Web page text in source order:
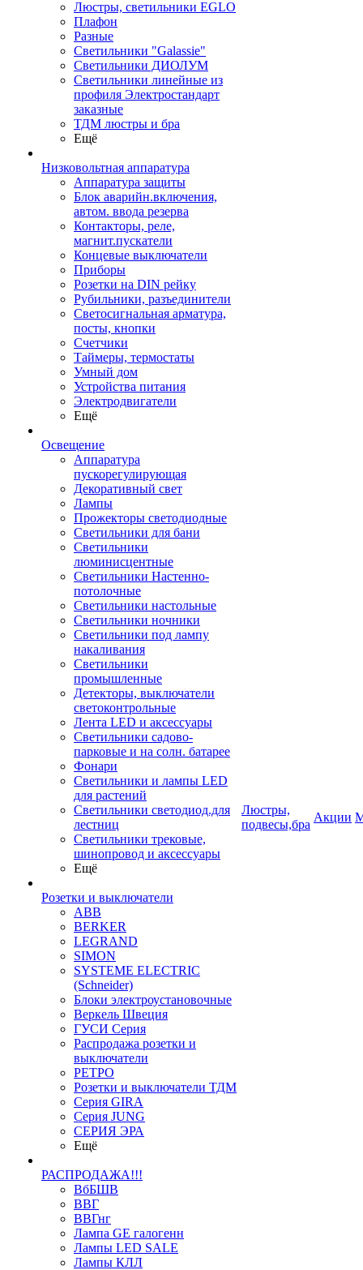
Люстры, светильники EGLO
Плафон
Разные
Светильники "Galassie"
Светильники ДИОЛУМ
Светильники линейные из
профиля Электростандарт
заказные
ТДМ люстры и бра
Ещё
Низковольтная аппаратура
Аппаратура защиты
Блок аварийн.включения,
автом. ввода резерва
Контакторы, реле,
магнит.пускатели
Концевые выключатели
Приборы
Розетки на DIN рейку
Рубильники, разъединители
Светосигнальная арматура,
посты, кнопки
Счетчики
Таймеры, термостаты
Умный дом
Устройства питания
Электродвигатели
Ещё
Освещение
Аппаратура
пускорегулирующая
Декоративный свет
Лампы
Прожекторы светодиодные
Светильники для бани
Светильники
люминисцентные
Светильники Настенно-
потолочные
Светильники настольные
Светильники ночники
Светильники под лампу
накаливания
Светильники
промышленные
Детекторы, выключатели
светоконтрольные
Лента LED и аксессуары
Светильники садово-
парковые и на солн. батарее
Фонари
Светильники и лампы LED
для растений
Светильники светодиод.для
лестниц
Светильники трековые,
шинопровод и аксессуары
Ещё
Розетки и выключатели
ABB
BERKER
LEGRAND
SIMON
SYSTEME ELECTRIC
(Schneider)
Блоки электроустановочные
Веркель Швеция
ГУСИ Серия
Распродажа розетки и
выключатели
РЕТРО
Розетки и выключатели ТДМ
Серия GIRA
Серия JUNG
СЕРИЯ ЭРА
Ещё
РАСПРОДАЖА!!!
ВбБШВ
ВВГ
ВВГнг
Лампа GE галогенн
Лампы LED SALE
Лампы КЛЛ
Люстры,
подвесы,бра
Акции